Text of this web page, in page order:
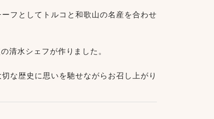
フとしてトルコと和歌山の名産を合わせ
清水シェフが作りました。
な歴史に思いを馳せながらお召し上がり